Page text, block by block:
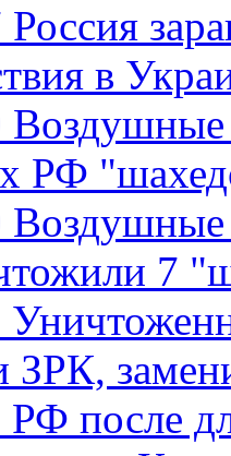
Россия
в
РФ
7
ЗРК,
РФ после